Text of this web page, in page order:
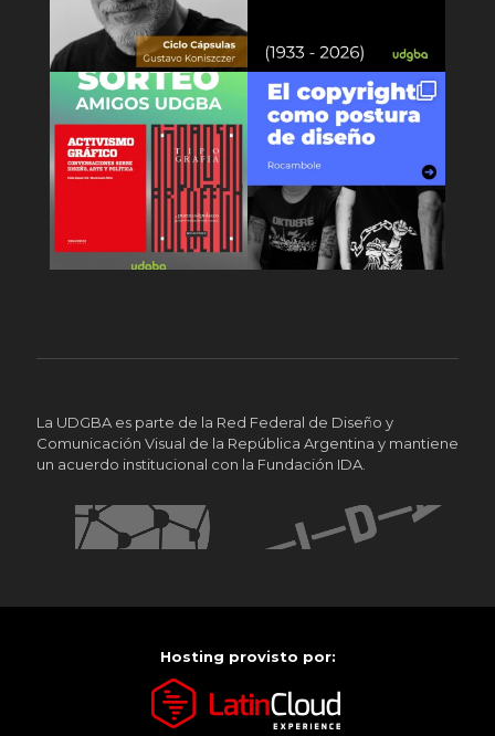
La UDGBA es parte de la Red Federal de Diseño y
Comunicación Visual de la República Argentina y mantiene
un acuerdo institucional con la Fundación IDA.
Hosting provisto por: